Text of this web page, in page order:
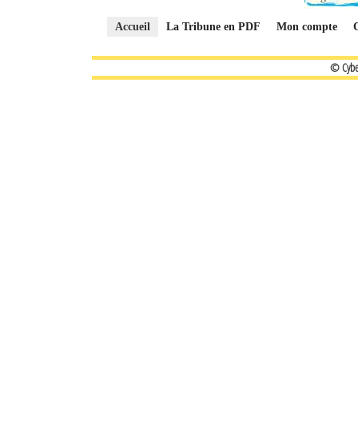
Accueil La Tribune en PDF Mon compte
©